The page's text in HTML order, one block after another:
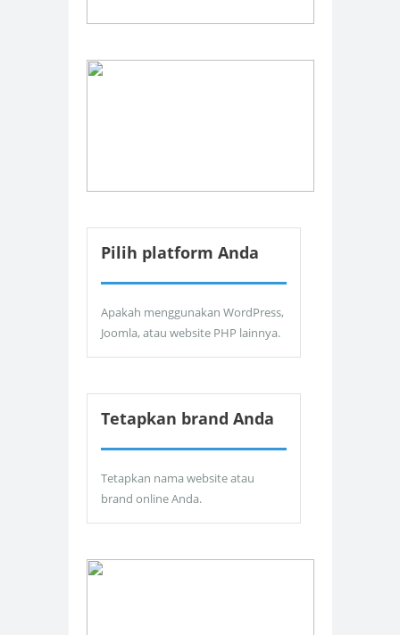
Pilih platform Anda
Apakah menggunakan WordPress,
Joomla, atau website PHP lainnya.
Tetapkan brand Anda
Tetapkan nama website atau
brand online Anda.